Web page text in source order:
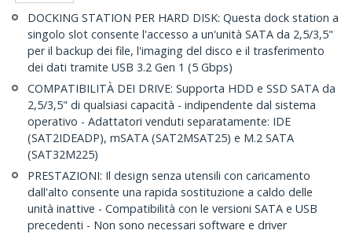
DOCKING STATION PER HARD DISK: Questa dock station a
singolo slot consente l'accesso a un'unità SATA da 2,5/3,5"
per il backup dei file, l'imaging del disco e il trasferimento
dei dati tramite USB 3.2 Gen 1 (5 Gbps)
COMPATIBILITÀ DEI DRIVE: Supporta HDD e SSD SATA da
2,5/3,5" di qualsiasi capacità - indipendente dal sistema
operativo - Adattatori venduti separatamente: IDE
(SAT2IDEADP), mSATA (SAT2MSAT25) e M.2 SATA
(SAT32M225)
PRESTAZIONI: Il design senza utensili con caricamento
dall'alto consente una rapida sostituzione a caldo delle
unità inattive - Compatibilità con le versioni SATA e USB
precedenti - Non sono necessari software e driver